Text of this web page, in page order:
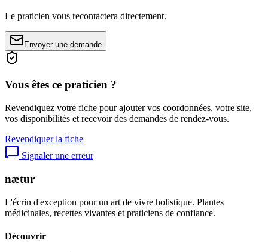
Le praticien vous recontactera directement.
Envoyer une demande
Vous êtes ce praticien ?
Revendiquez votre fiche pour ajouter vos coordonnées, votre site,
vos disponibilités et recevoir des demandes de rendez-vous.
Revendiquer la fiche
Signaler une erreur
nætur
L'écrin d'exception pour un art de vivre holistique. Plantes
médicinales, recettes vivantes et praticiens de confiance.
Découvrir